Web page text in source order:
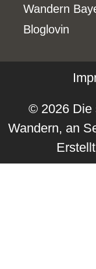
Wandern
Bloglovin
© 2026 Die
Wandern, an